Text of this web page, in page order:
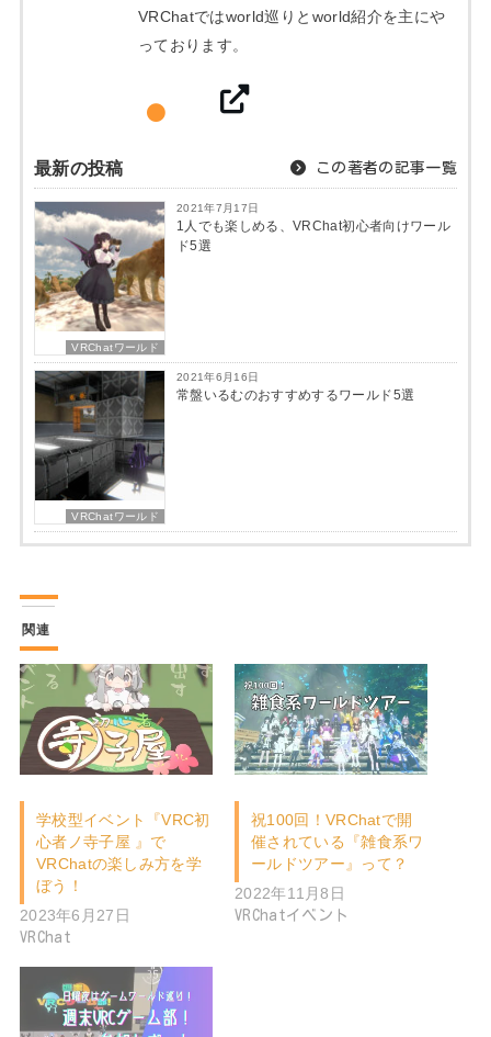
VRChatではworld巡りとworld紹介を主にや
っております。
最新の投稿 この著者の記事一覧
VRChatワールド
2021年7月17日
1人でも楽しめる、VRChat初心者向けワール
ド5選
VRChatワールド
2021年6月16日
常盤いるむのおすすめするワールド5選
関連
学校型イベント『VRC初
心者ノ寺子屋 』で
VRChatの楽しみ方を学
ぼう！
2023年6月27日
VRChat
祝100回！VRChatで開
催されている『雑食系ワ
ールドツアー』って？
2022年11月8日
VRChatイベント